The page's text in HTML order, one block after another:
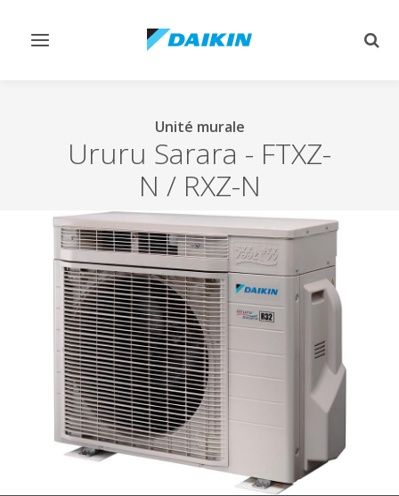
Afficher/masquer
Unité murale
Ururu Sarara - FTXZ-
N / RXZ-N